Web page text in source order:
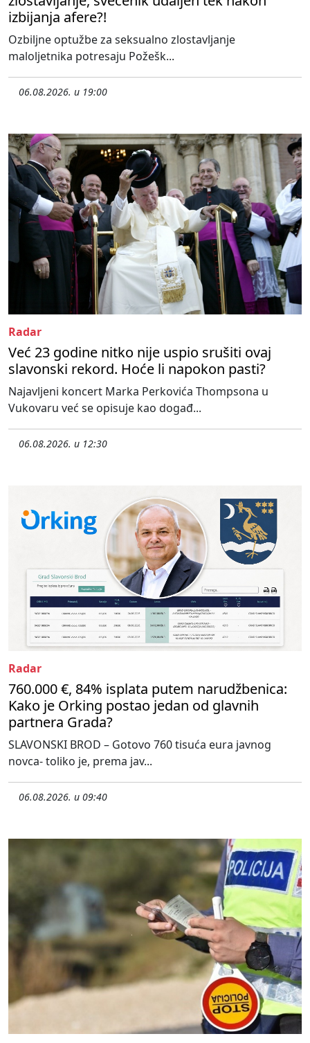
izbijanja afere?!
Ozbiljne optužbe za seksualno zlostavljanje
maloljetnika potresaju Požešk...
06.08.2026. u 19:00
Radar
Već 23 godine nitko nije uspio srušiti ovaj
slavonski rekord. Hoće li napokon pasti?
Najavljeni koncert Marka Perkovića Thompsona u
Vukovaru već se opisuje kao događ...
06.08.2026. u 12:30
Radar
760.000 €, 84% isplata putem narudžbenica:
Kako je Orking postao jedan od glavnih
partnera Grada?
SLAVONSKI BROD – Gotovo 760 tisuća eura javnog
novca- toliko je, prema jav...
06.08.2026. u 09:40